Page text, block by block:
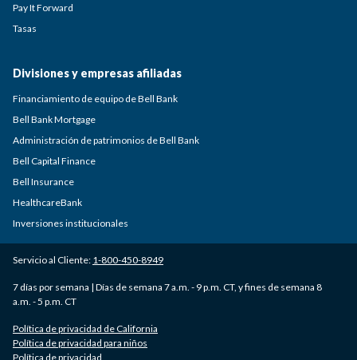
Pay It Forward
Tasas
Divisiones y empresas afiliadas
Financiamiento de equipo de Bell Bank
Bell Bank Mortgage
Administración de patrimonios de Bell Bank
Bell Capital Finance
Bell Insurance
HealthcareBank
Inversiones institucionales
Servicio al Cliente: 1-800-450-8949
7 días por semana | Días de semana 7 a.m. - 9 p.m. CT, y fines de semana 8
a.m. - 5 p.m. CT
Política de privacidad de California
Política de privacidad para niños
Política de privacidad